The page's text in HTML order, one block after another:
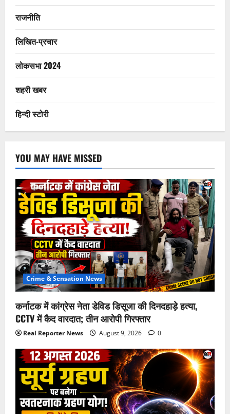
राजनीति
लिखित-प्रचार
लोकसभा 2024
शहरी खबर
हिन्दी स्टोरी
YOU MAY HAVE MISSED
Crime & Sensation News
कर्नाटक में कांग्रेस नेता डेविड डिसूजा की दिनदहाड़े हत्या,
CCTV में कैद वारदात; तीन आरोपी गिरफ्तार
Real Reporter News August 9, 2026 0